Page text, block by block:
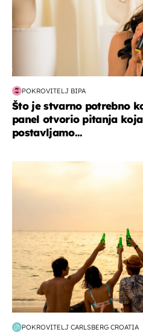
POKROVITELJ BIPA
Što je stvarno potrebno
panel otvorio pitanja
postavljamo...
POKROVITELJ CARLSBERG CROATIA